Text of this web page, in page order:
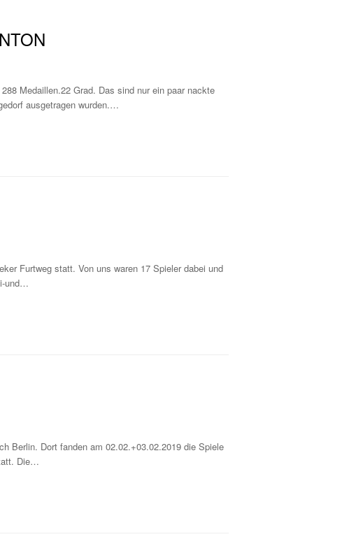
Medaillen.22 Grad. Das sind nur ein paar nackte
ausgetragen wurden.…
Furtweg statt. Von uns waren 17 Spieler dabei und
und…
Berlin. Dort fanden am 02.02.+03.02.2019 die Spiele
Die…